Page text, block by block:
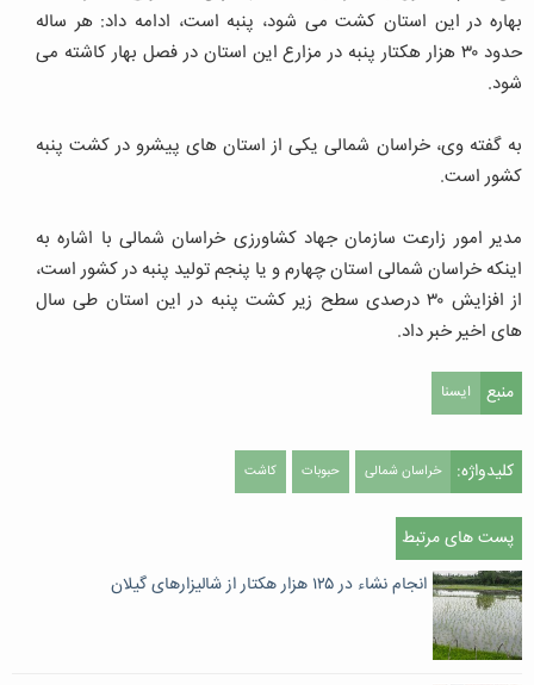
بهاره در این استان کشت می شود، پنبه است، ادامه داد: هر ساله
حدود ۳۰ هزار هکتار پنبه در مزارع این استان در فصل بهار کاشته می
شود.
به گفته وی، خراسان شمالی یکی از استان های پیشرو در کشت پنبه
کشور است.
مدیر امور زارعت سازمان جهاد کشاورزی خراسان شمالی با اشاره به
اینکه خراسان شمالی استان چهارم و یا پنجم تولید پنبه در کشور است،
از افزایش ۳۰ درصدی سطح زیر کشت پنبه در این استان طی سال
های اخیر خبر داد.
منبع ایسنا
کلیدواژه: خراسان شمالی حبوبات کاشت
پست های مرتبط
انجام نشاء در ۱۲۵ هزار هکتار از شالیزارهای گیلان